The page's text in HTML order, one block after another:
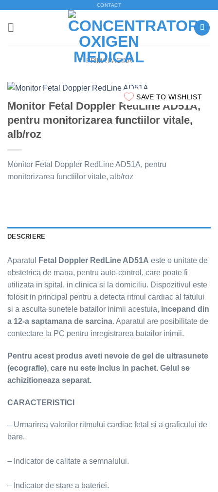
content
CONTACT
PRIMA PAGINĂ
SAVE TO WISHLIST
Monitor Fetal Doppler RedLine AD51A,
pentru monitorizarea functiilor vitale,
alb/roz
Monitor Fetal Doppler RedLine AD51A, pentru
monitorizarea functiilor vitale, alb/roz
DESCRIERE
Aparatul Fetal Doppler RedLine AD51A este o unitate de
obstetrica de mana, pentru auto-control, care poate fi
utilizata in spital, in clinica si la domiciliu. Dispozitivul este
folosit in principal pentru a detecta ritmul cardiac al fatului
si a asculta sunetele batailor inimii acestuia, incepand din
a 12-a saptamana de sarcina. Aparatul are posibilitate de
contectare la PC pentru inregistrarea batailor inimii.
Pentru acest produs aveti nevoie de gel de ultrasunete
(ecografie), care nu este inclus in pachet. Gelul se
achizitioneaza separat.
CARACTERISTICI
– Urmarirea valorilor ritmului cardiac fetal si a graficului de
bare.
– Indicator de calitate a semnalului.
– Indicator de stare a bateriei.